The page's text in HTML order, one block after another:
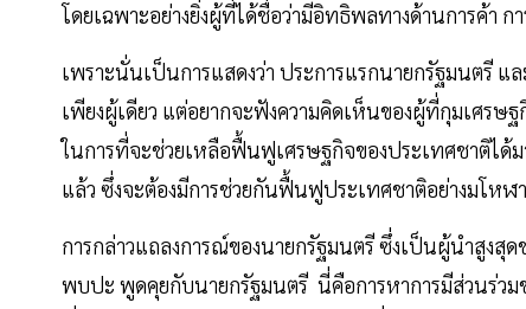
โดยเฉพาะอย่างยิ่งผู้ที่ได้ชื่อว่ามีอิทธิพลทางด้านการค้า
เพราะนั่นเป็นการแสดงว่า ประการแรกนายกรัฐมนตรี
เพียงผู้เดียว แต่อยากจะฟังความคิดเห็นของผู้ที่กุมเศร
ในการที่จะช่วยเหลือฟื้นฟูเศรษฐกิจของประเทศชาติได้
แล้ว ซึ่งจะต้องมีการช่วยกันฟื้นฟูประเทศชาติอย่างมโหฬ
การกล่าวแถลงการณ์ของนายกรัฐมนตรี ซึ่งเป็นผู้นำสูง
พบปะ พูดคุยกับนายกรัฐมนตรี นี่คือการหาการมีส่วนร่ว